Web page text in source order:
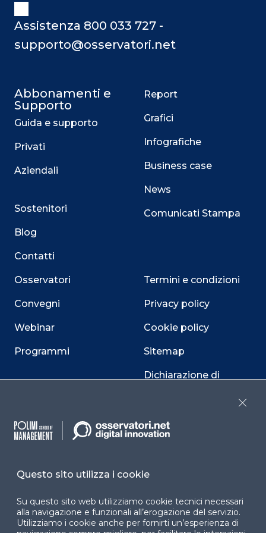
social network, ormai essenziale per
Assistenza 800 033 727 -
supporto@osservatori.net
Abbonamenti e
Supporto
Guida e supporto
Privati
Aziendali
Sostenitori
Blog
Contatti
Osservatori
Convegni
Webinar
Programmi
Report
Grafici
Infografiche
Business case
News
Comunicati Stampa
Termini e condizioni
Privacy policy
Cookie policy
Sitemap
Dichiarazione di
Facebook LinkedIn
YouTube X
Questo sito utilizza i cookie
Su questo sito web utilizziamo cookie tecnici necessari
alla navigazione e funzionali all’erogazione del servizio.
Utilizziamo i cookie anche per fornirti un’esperienza di